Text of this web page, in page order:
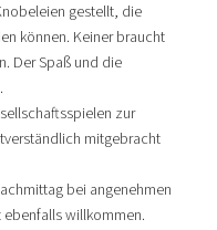
gestellt, die
können. Keiner braucht
Der Spaß und die
zur
mitgebracht
bei angenehmen
willkommen.